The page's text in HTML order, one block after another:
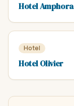
Hotel Amphora
Hotel
Hotel Olivier